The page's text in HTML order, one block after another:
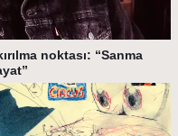
noktası: “Sanma